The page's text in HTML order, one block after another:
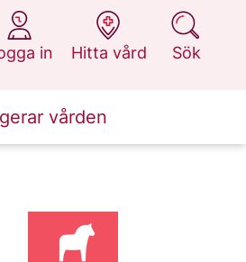
in
1177.se
Hitta vård
på 1177.se
Sök
på 1177.se
vården